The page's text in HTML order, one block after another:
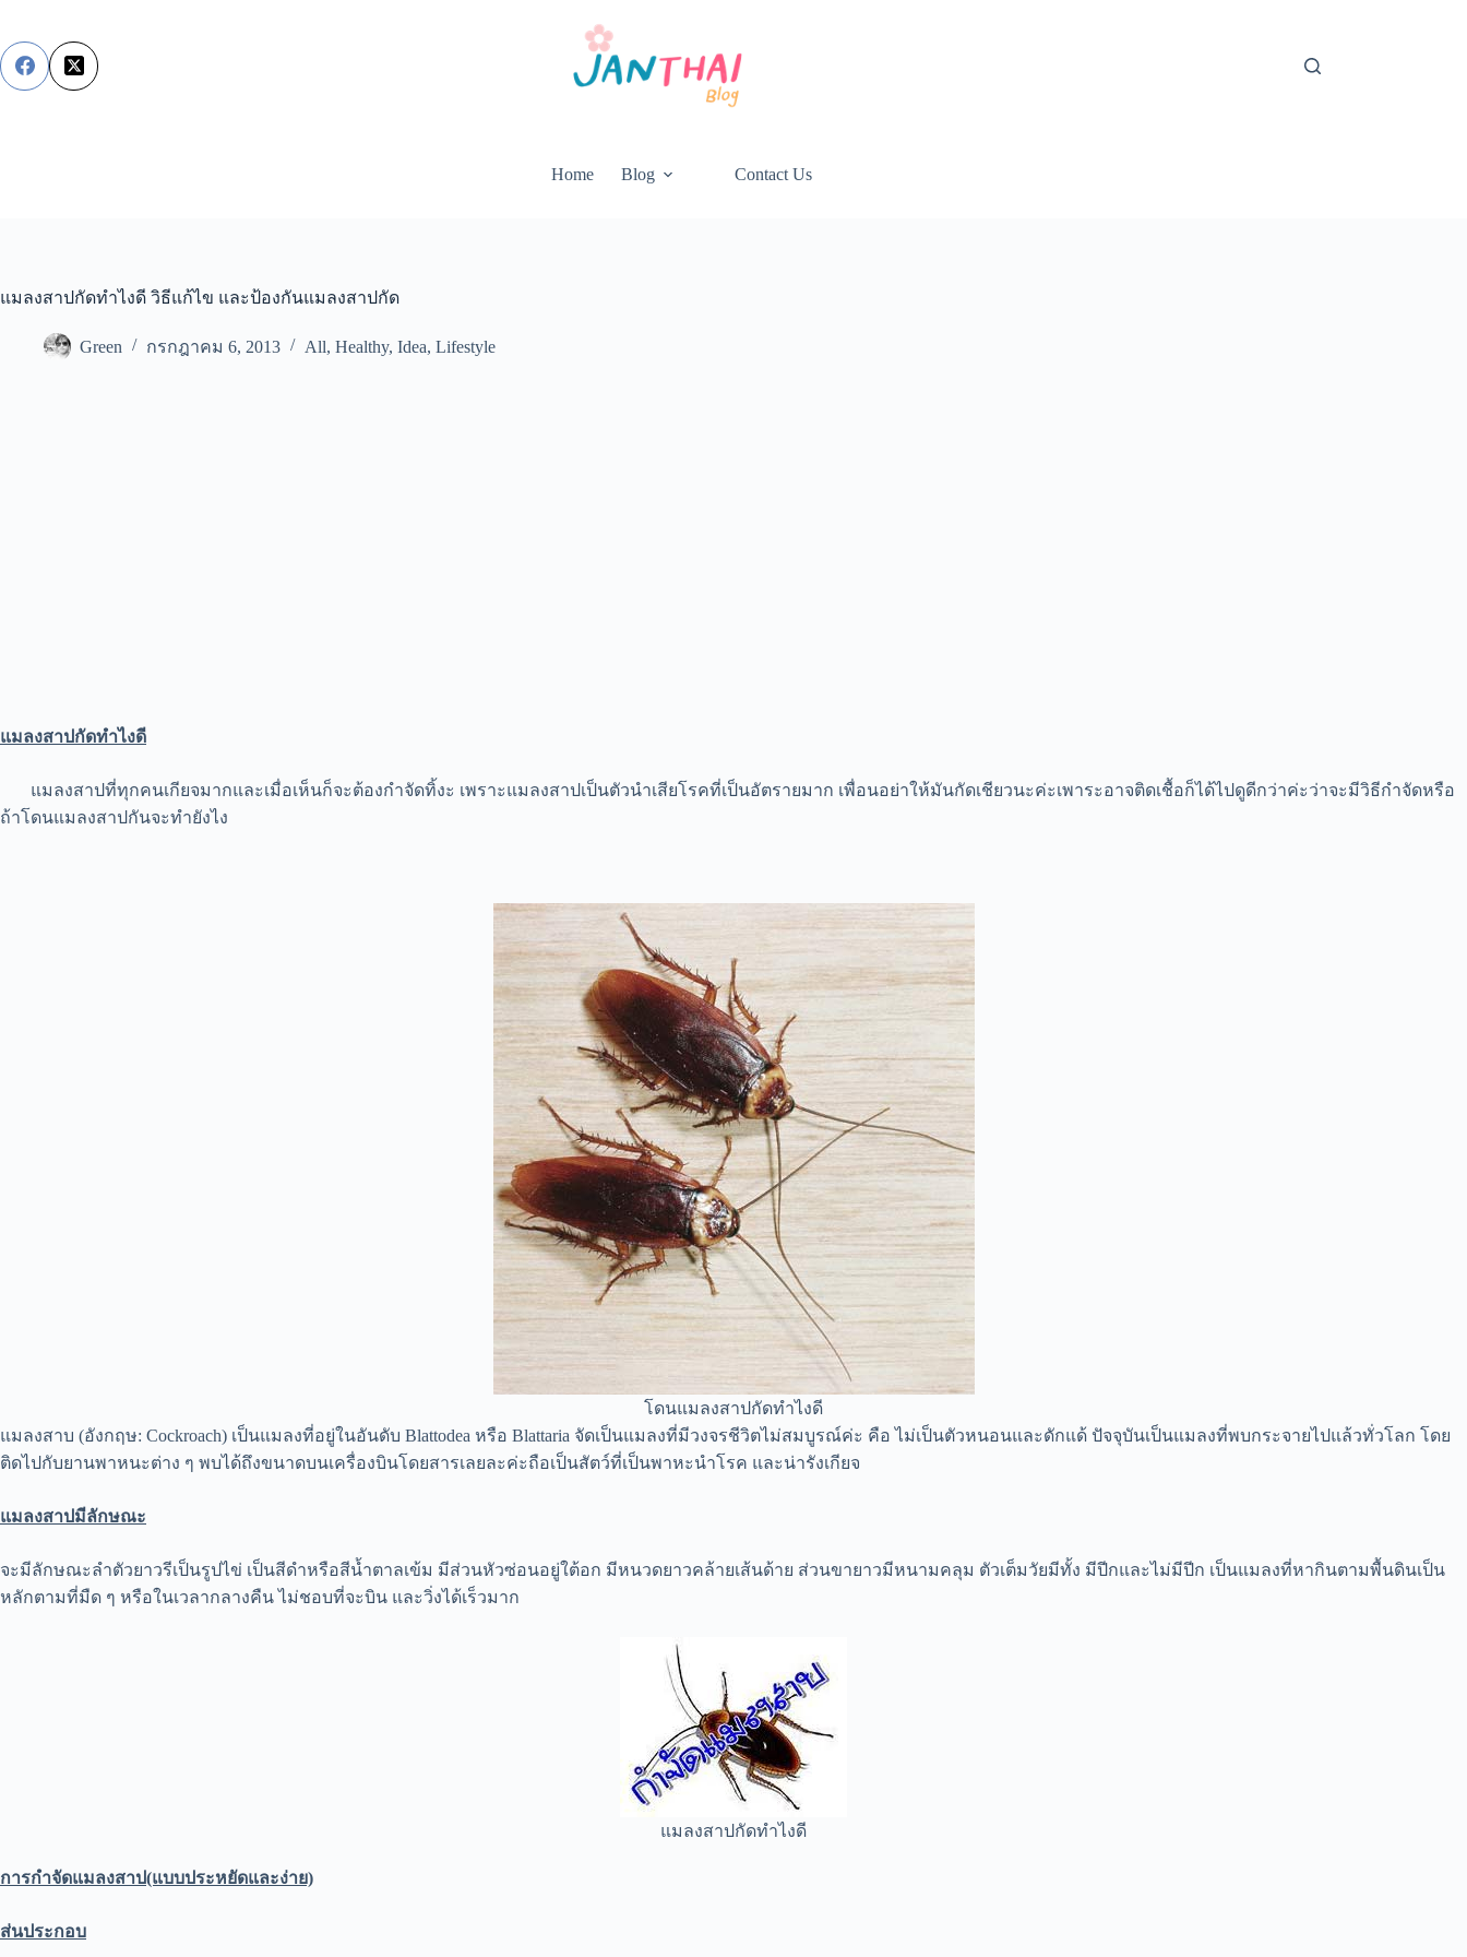
content
Home Blog Contact Us
แมลงสาปกัดทำไงดี วิธีแก้ไข และป้องกันแมลงสาปกัด
Green กรกฎาคม 6, 2013 All, Healthy, Idea, Lifestyle
แมลงสาปกัดทำไงดี
แมลงสาปที่ทุกคนเกียจมากและเมื่อเห็นก็จะต้องกำจัดทิ้งะ เพราะแมลงสาปเป็นตัวนำเสียโรคที่เป็นอัตรายมาก เพื่อนอย่าให้มันกัดเชียวนะค่ะเพาระอาจติดเชื้อก็ได้ไปดูดีกว่าค่ะว่าจะมีวิธีกำจัดหรือ
ถ้าโดนแมลงสาปกันจะทำยังไง
โดนแมลงสาปกัดทำไงดี
แมลงสาบ (อังกฤษ: Cockroach) เป็นแมลงที่อยู่ในอันดับ Blattodea หรือ Blattaria จัดเป็นแมลงที่มีวงจรชีวิตไม่สมบูรณ์ค่ะ คือ ไม่เป็นตัวหนอนและดักแด้ ปัจจุบันเป็นแมลงที่พบกระจายไปแล้วทั่วโลก โดย
ติดไปกับยานพาหนะต่าง ๆ พบได้ถึงขนาดบนเครื่องบินโดยสารเลยละค่ะถือเป็นสัตว์ที่เป็นพาหะนำโรค และน่ารังเกียจ
แมลงสาปมีลักษณะ
จะมีลักษณะลำตัวยาวรีเป็นรูปไข่ เป็นสีดำหรือสีน้ำตาลเข้ม มีส่วนหัวซ่อนอยู่ใต้อก มีหนวดยาวคล้ายเส้นด้าย ส่วนขายาวมีหนามคลุม ตัวเต็มวัยมีทั้ง มีปีกและไม่มีปีก เป็นแมลงที่หากินตามพื้นดินเป็น
หลักตามที่มืด ๆ หรือในเวลากลางคืน ไม่ชอบที่จะบิน และวิ่งได้เร็วมาก
แมลงสาปกัดทำไงดี
การกำจัดแมลงสาป(แบบประหยัดและง่าย)
ส่นประกอบ